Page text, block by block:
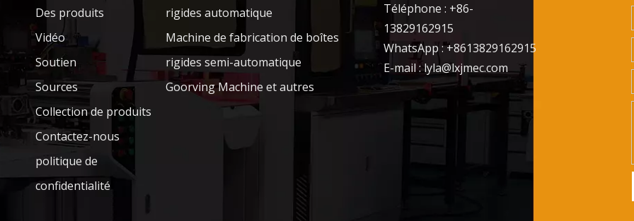
Des produits
Vidéo
Soutien
Sources
Collection de produits
Contactez-nous
politique de
confidentialité
rigides automatique
Machine de fabrication de boîtes
rigides semi-automatique
Goorving Machine et autres
Téléphone : +86-
13829162915
WhatsApp : +8613829162915
E-mail :lyla@lxjmec.com